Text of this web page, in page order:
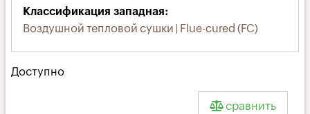
вкладка)
Классификация западная
Воздушной тепловой сушки | Flue-cured (FC)
Доступно
сравнить